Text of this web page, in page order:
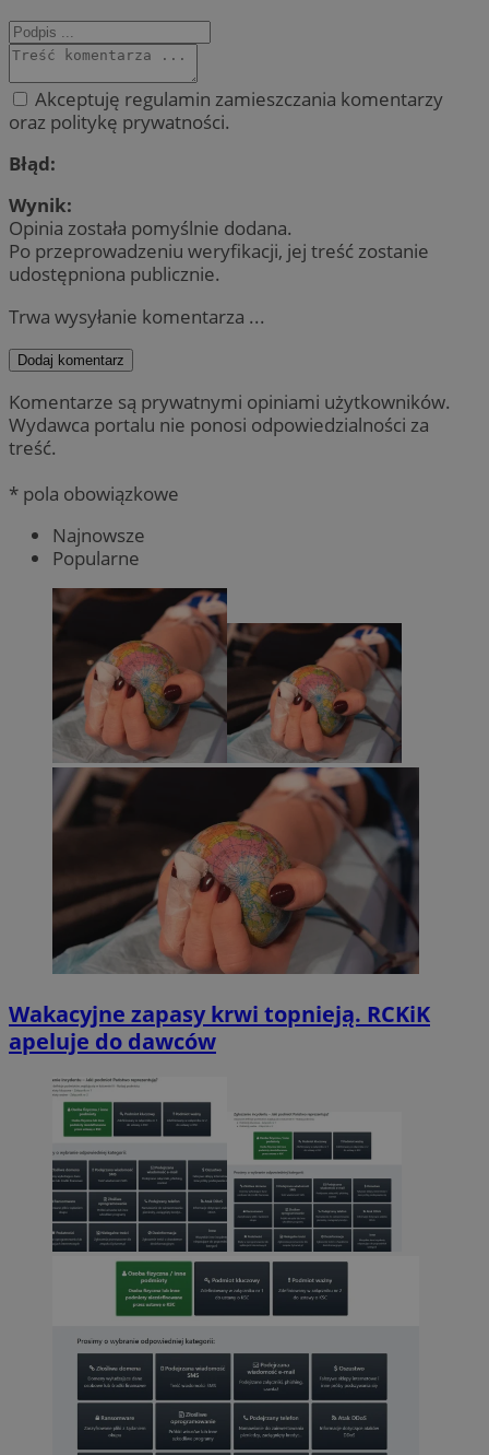
Akceptuję regulamin zamieszczania komentarzy
oraz politykę prywatności.
Błąd:
Wynik:
Opinia została pomyślnie dodana.
Po przeprowadzeniu weryfikacji, jej treść zostanie
udostępniona publicznie.
Trwa wysyłanie komentarza ...
Dodaj komentarz
Komentarze są prywatnymi opiniami użytkowników.
Wydawca portalu nie ponosi odpowiedzialności za
treść.
* pola obowiązkowe
Najnowsze
Popularne
Wakacyjne zapasy krwi topnieją. RCKiK
apeluje do dawców